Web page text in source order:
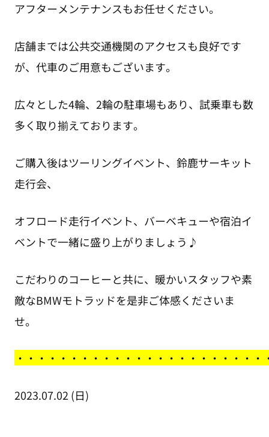
アフターメンテナンスもお任せください。
店舗までは公共交通機関のアクセスも良好です
が、代車のご用意もございます。
広々とした4輪、2輪の駐車場もあり、試乗車も数
多く取り揃えております。
ご購入後はツーリングイベント、鈴鹿サーキット
走行会、
オフロード走行イベント、バーベキューや宿泊イ
ベントで一緒に盛り上がりましょう♪
こだわりのコーヒーと共に、暖かいスタッフや素
敵なBMWモトラッドを是非ご体感くださいま
せ。
・ ・・・・・・・・・・・・・・・・・・・・・
2023.07.02 (日)